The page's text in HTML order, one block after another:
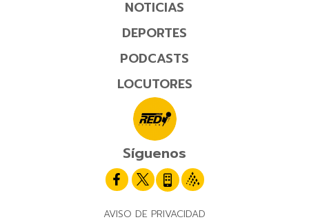
NOTICIAS
DEPORTES
PODCASTS
LOCUTORES
Síguenos
AVISO DE PRIVACIDAD